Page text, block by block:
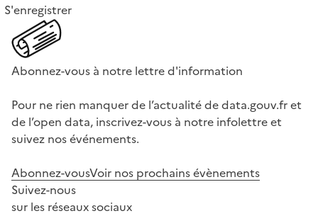
S'enregistrer
Abonnez-vous à notre lettre d'information
Pour ne rien manquer de l’actualité de data.gouv.fr et
de l’open data, inscrivez-vous à notre infolettre et
suivez nos événements.
Abonnez-vousVoir nos prochains évènements
Suivez-nous
sur les réseaux sociaux